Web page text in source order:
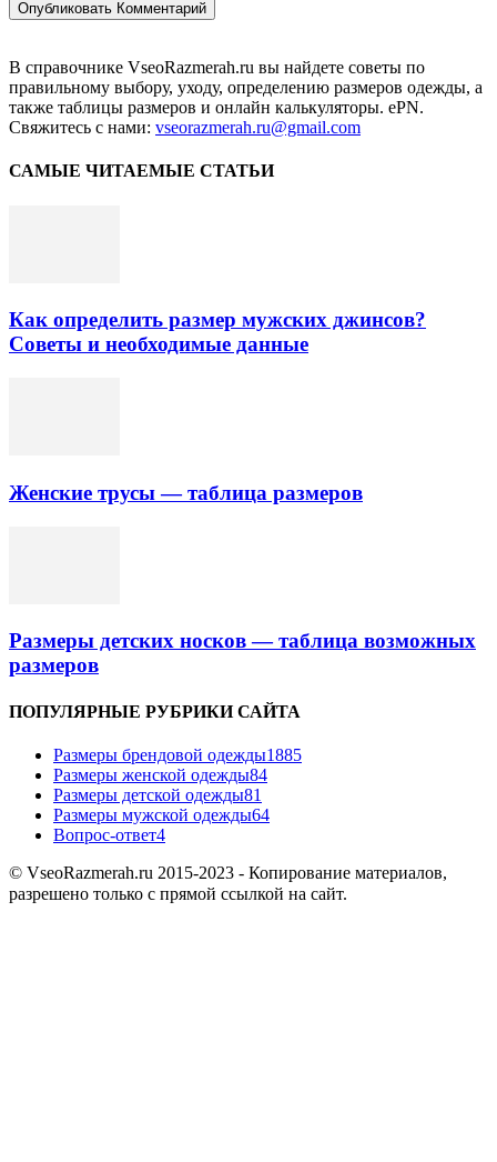
В справочнике VseoRazmerah.ru вы найдете советы по
правильному выбору, уходу, определению размеров одежды, а
также таблицы размеров и онлайн калькуляторы. ePN.
Свяжитесь с нами: vseorazmerah.ru@gmail.com
САМЫЕ ЧИТАЕМЫЕ СТАТЬИ
Как определить размер мужских джинсов?
Советы и необходимые данные
Женские трусы — таблица размеров
Размеры детских носков — таблица возможных
размеров
ПОПУЛЯРНЫЕ РУБРИКИ САЙТА
Размеры брендовой одежды1885
Размеры женской одежды84
Размеры детской одежды81
Размеры мужской одежды64
Вопрос-ответ4
© VseoRazmerah.ru 2015-2023 - Копирование материалов,
разрешено только с прямой ссылкой на сайт.